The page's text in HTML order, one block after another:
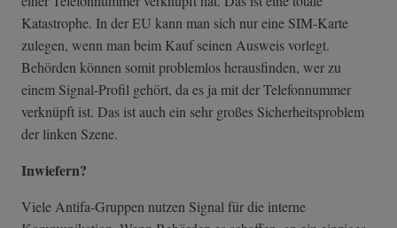
Katastrophe. In der EU kann man sich nur eine SIM-Karte
zulegen, wenn man beim Kauf seinen Ausweis vorlegt.
Behörden können somit problemlos herausfinden, wer zu
einem Signal-Profil gehört, da es ja mit der Telefonnummer
verknüpft ist. Das ist auch ein sehr großes Sicherheitsproblem
der linken Szene.
Inwiefern?
Viele Antifa-Gruppen nutzen Signal für die interne